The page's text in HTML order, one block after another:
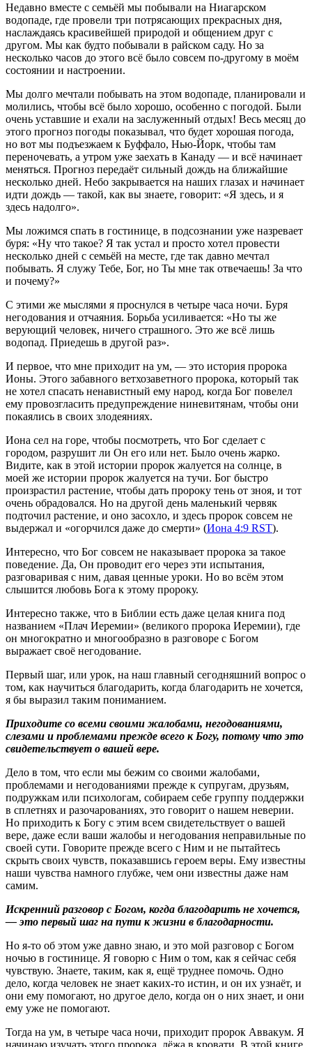
Недавно вместе с семьёй мы побывали на Ниагарском
водопаде, где провели три потрясающих прекрасных дня,
наслаждаясь красивейшей природой и общением друг с
другом. Мы как будто побывали в райском саду. Но за
несколько часов до этого всё было совсем по-другому в моём
состоянии и настроении.
Мы долго мечтали побывать на этом водопаде, планировали и
молились, чтобы всё было хорошо, особенно с погодой. Были
очень уставшие и ехали на заслуженный отдых! Весь месяц до
этого прогноз погоды показывал, что будет хорошая погода,
но вот мы подъезжаем к Буффало, Нью-Йорк, чтобы там
переночевать, а утром уже заехать в Канаду — и всё начинает
меняться. Прогноз передаёт сильный дождь на ближайшие
несколько дней. Небо закрывается на наших глазах и начинает
идти дождь — такой, как вы знаете, говорит: «Я здесь, и я
здесь надолго».
Мы ложимся спать в гостинице, в подсознании уже назревает
буря: «Ну что такое? Я так устал и просто хотел провести
несколько дней с семьёй на месте, где так давно мечтал
побывать. Я служу Тебе, Бог, но Ты мне так отвечаешь! За что
и почему?»
С этими же мыслями я проснулся в четыре часа ночи. Буря
негодования и отчаяния. Борьба усиливается: «Но ты же
верующий человек, ничего страшного. Это же всё лишь
водопад. Приедешь в другой раз».
И первое, что мне приходит на ум, — это история пророка
Ионы. Этого забавного ветхозаветного пророка, который так
не хотел спасать ненавистный ему народ, когда Бог повелел
ему провозгласить предупреждение ниневитянам, чтобы они
покаялись в своих злодеяниях.
Иона сел на горе, чтобы посмотреть, что Бог сделает с
городом, разрушит ли Он его или нет. Было очень жарко.
Видите, как в этой истории пророк жалуется на солнце, в
моей же истории пророк жалуется на тучи. Бог быстро
произрастил растение, чтобы дать пророку тень от зноя, и тот
очень обрадовался. Но на другой день маленький червяк
подточил растение, и оно засохло, и здесь пророк совсем не
выдержал и «огорчился даже до смерти» (Иона 4:9 RST).
Интересно, что Бог совсем не наказывает пророка за такое
поведение. Да, Он проводит его через эти испытания,
разговаривая с ним, давая ценные уроки. Но во всём этом
слышится любовь Бога к этому пророку.
Интересно также, что в Библии есть даже целая книга под
названием «Плач Иеремии» (великого пророка Иеремии), где
он многократно и многообразно в разговоре с Богом
выражает своё негодование.
Первый шаг, или урок, на наш главный сегодняшний вопрос о
том, как научиться благодарить, когда благодарить не хочется,
я бы выразил таким пониманием.
Приходите со всеми своими жалобами, негодованиями,
слезами и проблемами прежде всего к Богу, потому что это
свидетельствует о вашей вере.
Дело в том, что если мы бежим со своими жалобами,
проблемами и негодованиями прежде к супругам, друзьям,
подружкам или психологам, собираем себе группу поддержки
в сплетнях и разочарованиях, это говорит о нашем неверии.
Но приходить к Богу с этим всем свидетельствует о вашей
вере, даже если ваши жалобы и негодования неправильные по
своей сути. Говорите прежде всего с Ним и не пытайтесь
скрыть своих чувств, показавшись героем веры. Ему известны
наши чувства намного глубже, чем они известны даже нам
самим.
Искренний разговор с Богом, когда благодарить не хочется,
— это первый шаг на пути к жизни в благодарности.
Но я-то об этом уже давно знаю, и это мой разговор с Богом
ночью в гостинице. Я говорю с Ним о том, как я сейчас себя
чувствую. Знаете, таким, как я, ещё труднее помочь. Одно
дело, когда человек не знает каких-то истин, и он их узнаёт, и
они ему помогают, но другое дело, когда он о них знает, и они
ему уже не помогают.
Тогда на ум, в четыре часа ночи, приходит пророк Аввакум. Я
начинаю изучать этого пророка, лёжа в кровати. В этой книге